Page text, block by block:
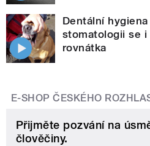
Dentální
stomatologii se i
rovnátka
E-SHOP ČESKÉHO
Přijměte pozvání na
člověčiny.